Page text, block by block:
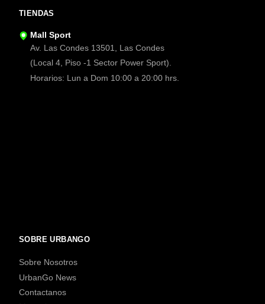
TIENDAS
Mall Sport
Av. Las Condes 13501, Las Condes
(Local 4, Piso -1 Sector Power Sport).
Horarios: Lun a Dom 10:00 a 20:00 hrs.
SOBRE URBANGO
Sobre Nosotros
UrbanGo News
Contactanos